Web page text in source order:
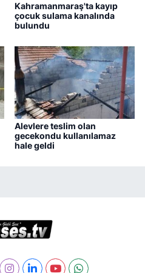
Kahramanmaraş'ta kayıp
çocuk sulama kanalında
bulundu
Alevlere teslim olan
gecekondu kullanılamaz
hale geldi